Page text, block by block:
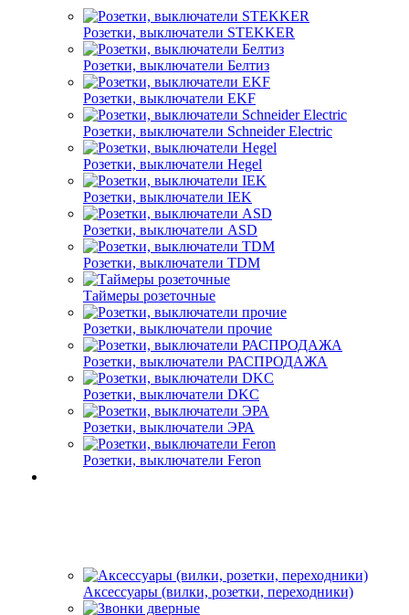
Розетки, выключатели STEKKER
Розетки, выключатели Белтиз
Розетки, выключатели EKF
Розетки, выключатели Schneider Electric
Розетки, выключатели Hegel
Розетки, выключатели IEK
Розетки, выключатели ASD
Розетки, выключатели TDM
Таймеры розеточные
Розетки, выключатели прочие
Розетки, выключатели РАСПРОДАЖА
Розетки, выключатели DKC
Розетки, выключатели ЭРА
Розетки, выключатели Feron
Аксессуары (вилки, розетки, переходники)